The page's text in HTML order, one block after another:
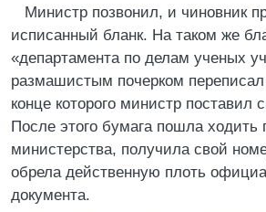
Министр позвонил, и чиновник
исписанный бланк. На таком же
«департамента по делам ученых
размашистым почерком
конце которого министр поставил
После этого бумага пошла ходить
министерства, получила свой
обрела действенную плоть
документа.